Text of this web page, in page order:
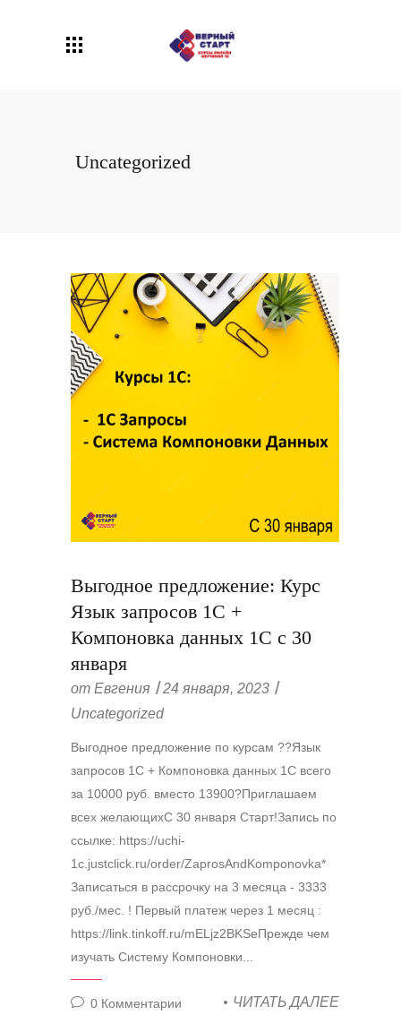
Uncategorized
Выгодное предложение: Курс
Язык запросов 1С +
Компоновка данных 1С с 30
января
от Евгения
24 января, 2023
Uncategorized
Выгодное предложение по курсам ??Язык
запросов 1С + Компоновка данных 1С всего
за 10000 руб. вместо 13900?Приглашаем
всех желающихС 30 января Старт!Запись по
ссылке: https://uchi-
1c.justclick.ru/order/ZaprosAndKomponovka*
Записаться в рассрочку на 3 месяца - 3333
руб./мес. ! Первый платеж через 1 месяц :
https://link.tinkoff.ru/mELjz2BKSeПрежде чем
изучать Систему Компоновки...
0 Комментарии ЧИТАТЬ ДАЛЕЕ